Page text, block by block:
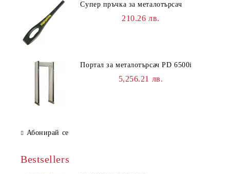
Супер пръчка за металотърсач
210.26 лв.
Портал за металотърсач PD 6500i
5,256.21 лв.
Абонирай се
Bestsellers